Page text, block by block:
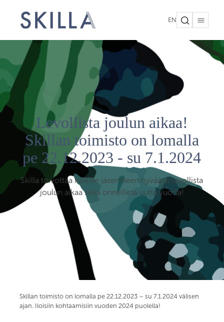
EN
Levollista joulun aikaa!
Skillan toimisto on lomalla
pe 22.12.2023 - su 7.1.2024
Skilla toivottaa kaikille jäsenilleen hyvää ja levollista
joulun aikaa sekä onnellista uutta vuotta!
Skillan toimisto on lomalla pe 22.12.2023 – su 7.1.2024 välisen
ajan. Iloisiin kohtaamisiin vuoden 2024 puolella!